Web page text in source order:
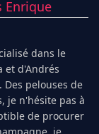
Enrique
dans le
et d'Andrés
pelouses de
je n'hésite pas à
de procurer